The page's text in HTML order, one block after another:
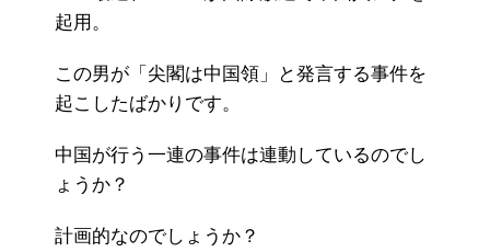
起用。
この男が「尖閣は中国領」と発言する事件を
起こしたばかりです。
中国が行う一連の事件は連動しているのでし
ょうか？
計画的なのでしょうか？